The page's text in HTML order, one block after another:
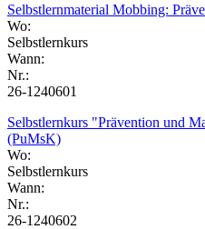
Selbstlernmaterial Mobbing:
Wo:
Selbstlernkurs
Wann:
Nr.:
26-1240601
Selbstlernkurs "Prävention und
(PuMsK)
Wo:
Selbstlernkurs
Wann:
Nr.:
26-1240602